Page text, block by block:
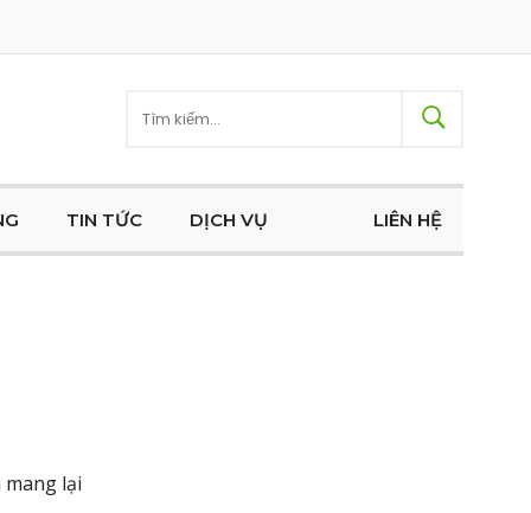
TIN TỨC DỊCH VỤ LIÊN HỆ
lại